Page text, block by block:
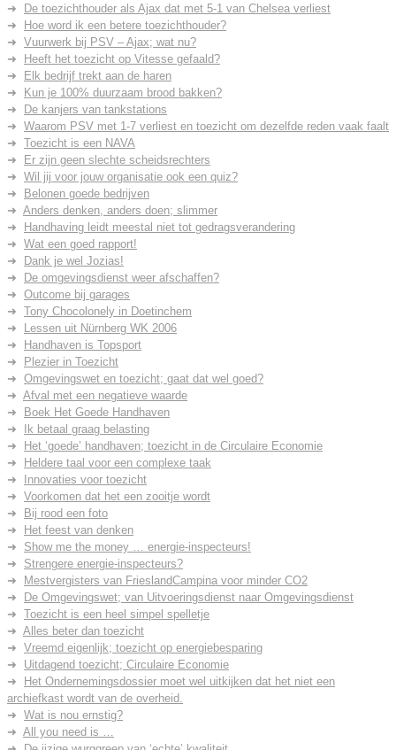
De toezichthouder als Ajax dat met 5-1 van Chelsea verliest
Hoe word ik een betere toezichthouder?
Vuurwerk bij PSV – Ajax; wat nu?
Heeft het toezicht op Vitesse gefaald?
Elk bedrijf trekt aan de haren
Kun je 100% duurzaam brood bakken?
De kanjers van tankstations
Waarom PSV met 1-7 verliest en toezicht om dezelfde reden vaak faalt
Toezicht is een NAVA
Er zijn geen slechte scheidsrechters
Wil jij voor jouw organisatie ook een quiz?
Belonen goede bedrijven
Anders denken, anders doen; slimmer
Handhaving leidt meestal niet tot gedragsverandering
Wat een goed rapport!
Dank je wel Jozias!
De omgevingsdienst weer afschaffen?
Outcome bij garages
Tony Chocolonely in Doetinchem
Lessen uit Nürnberg WK 2006
Handhaven is Topsport
Plezier in Toezicht
Omgevingswet en toezicht; gaat dat wel goed?
Afval met een negatieve waarde
Boek Het Goede Handhaven
Ik betaal graag belasting
Het ‘goede’ handhaven; toezicht in de Circulaire Economie
Heldere taal voor een complexe taak
Innovaties voor toezicht
Voorkomen dat het een zooitje wordt
Bij rood een foto
Het feest van denken
Show me the money … energie-inspecteurs!
Strengere energie-inspecteurs?
Mestvergisters van FrieslandCampina voor minder CO2
De Omgevingswet; van Uitvoeringsdienst naar Omgevingsdienst
Toezicht is een heel simpel spelletje
Alles beter dan toezicht
Vreemd eigenlijk; toezicht op energiebesparing
Uitdagend toezicht; Circulaire Economie
Het Ondernemingsdossier moet wel uitkijken dat het niet een
archiefkast wordt van de overheid.
Wat is nou ernstig?
All you need is …